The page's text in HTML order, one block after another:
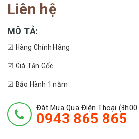
Liên hệ
MÔ TẢ:
☑ Hàng Chính Hãng
☑ Giá Tận Gốc
☑ Bảo Hành 1 năm
Đặt Mua Qua Điện Thoại (8h00
0943 865 865